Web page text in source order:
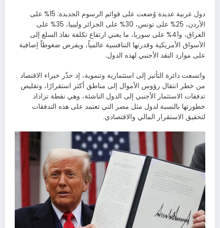
دول عربية عديدة وُضعت على قوائم الرسوم الجديدة: 15% على
الأردن، 25% على تونس، 30% على الجزائر وليبيا، 35% على
العراق، و41% على سوريا، ما يعني ارتفاع تكلفة نفاذ السلع إلى
الأسواق الأمريكية وقدرتها التنافسية عالمياً، ويفرض ضغوطاً إضافية
على موارد النقد الأجنبي لهذه الدول.
واتسعت دائرة التأثير إلى استثمارية وتنموية، إذ حذّر خبراء الاقتصاد
من خطر انتقال رؤوس الأموال إلى مناطق أكثر استقرارًا، وتقليص
تدفقات الاستثمار الأجنبي إلى الدول الناشئة، وهي نقطة تزاداد
خطورتها بالنسبة لدول مثل مصر التي تعتمد على هذه التدفقات
لتحقيق الاستقرار المالي والاقتصادي.